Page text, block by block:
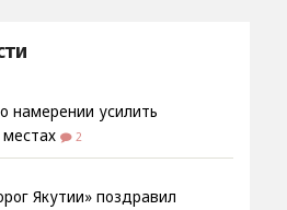
намерении усилить
2
Якутии» поздравил